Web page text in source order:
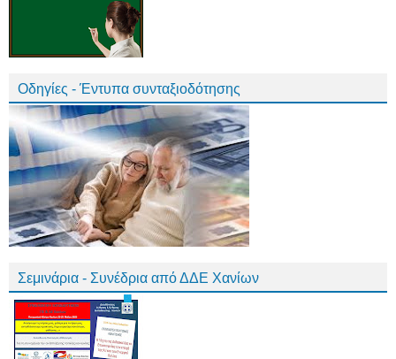
Οδηγίες - Έντυπα συνταξιοδότησης
Σεμινάρια - Συνέδρια από ΔΔΕ Χανίων